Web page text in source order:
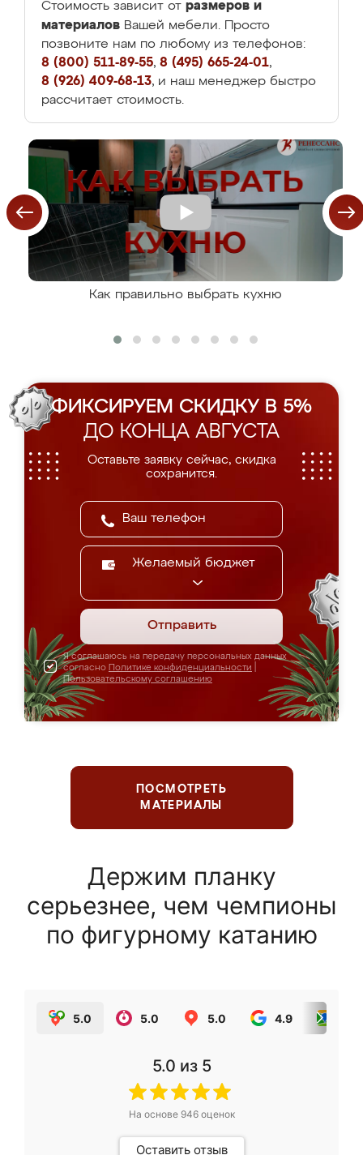
Стоимость зависит от размеров и
материалов Вашей мебели. Просто
позвоните нам по любому из телефонов:
8 (800) 511-89-55, 8 (495) 665-24-01,
8 (926) 409-68-13, и наш менеджер быстро
рассчитает стоимость.
Как правильно выбрать кухню
ФИКСИРУЕМ СКИДКУ В 5%
ДО КОНЦА АВГУСТА
Оставьте заявку сейчас, скидка
сохранится.
Желаемый бюджет
Отправить
Я соглашаюсь на передачу персональных данных
согласно Политике конфиденциальности
Пользовательскому соглашению
ПОСМОТРЕТЬ
МАТЕРИАЛЫ
Держим планку
серьезнее, чем чемпионы
по фигурному катанию
5.0 5.0 5.0 4.9
5.0 из 5
На основе 946оценок
Оставить отзыв